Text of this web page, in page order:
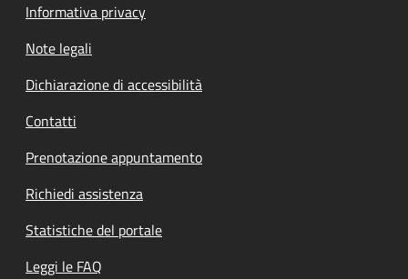
Informativa privacy
Note legali
Dichiarazione di accessibilità
Contatti
Prenotazione appuntamento
Richiedi assistenza
Statistiche del portale
Leggi le FAQ